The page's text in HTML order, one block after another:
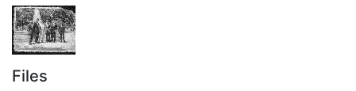
Files